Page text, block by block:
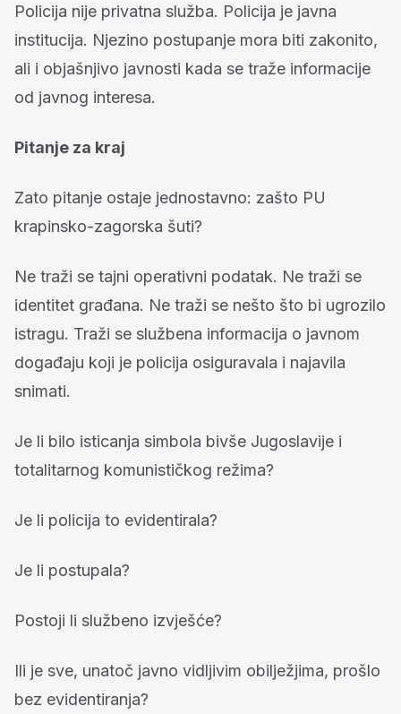
Policija nije privatna služba. Policija je javna
institucija. Njezino postupanje mora biti zakonito,
ali i objašnjivo javnosti kada se traže informacije
od javnog interesa.
Pitanje za kraj
Zato pitanje ostaje jednostavno: zašto PU
krapinsko-zagorska šuti?
Ne traži se tajni operativni podatak. Ne traži se
identitet građana. Ne traži se nešto što bi ugrozilo
istragu. Traži se službena informacija o javnom
događaju koji je policija osiguravala i najavila
snimati.
Je li bilo isticanja simbola bivše Jugoslavije i
totalitarnog komunističkog režima?
Je li policija to evidentirala?
Je li postupala?
Postoji li službeno izvješće?
Ili je sve, unatoč javno vidljivim obilježjima, prošlo
bez evidentiranja?